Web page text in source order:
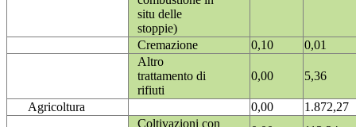
situ delle
stoppie)
Cremazione 0,10
0,01
Altro
trattamento di
rifiuti
0,00 5,36
Agricoltura 0,00
1.872,27
Coltivazioni con